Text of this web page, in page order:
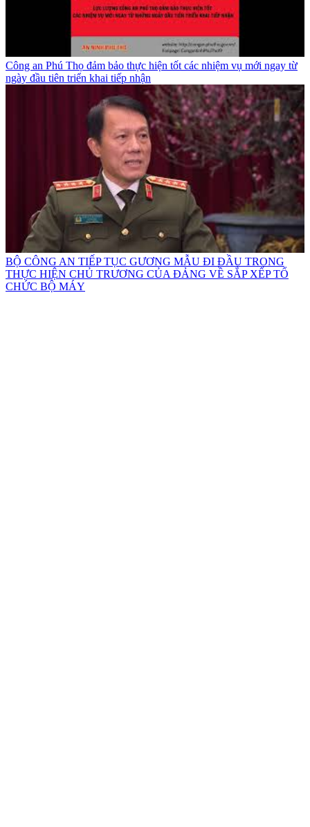
Công an Phú Thọ đảm bảo thực hiện tốt các nhiệm vụ mới ngay từ
ngày đầu tiên triển khai tiếp nhận
BỘ CÔNG AN TIẾP TỤC GƯƠNG MẪU ĐI ĐẦU TRONG
THỰC HIỆN CHỦ TRƯƠNG CỦA ĐẢNG VỀ SẮP XẾP TỔ
CHỨC BỘ MÁY